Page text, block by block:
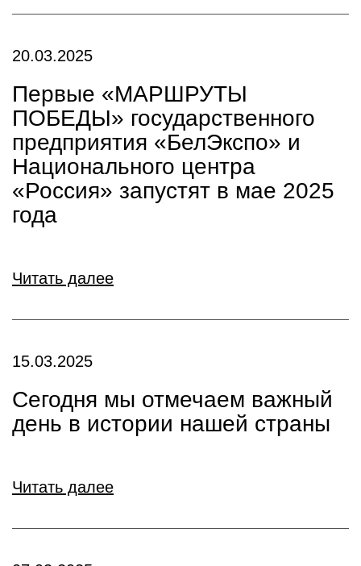
20.03.2025
Первые «МАРШРУТЫ
ПОБЕДЫ» государственного
предприятия «БелЭкспо» и
Национального центра
«Россия» запустят в мае 2025
года
Читать далее
15.03.2025
Сегодня мы отмечаем важный
день в истории нашей страны
Читать далее